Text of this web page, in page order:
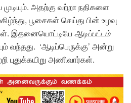
அதற்கு வற்றா நதிகளை
பூசைகள் செய்து பின் உழவு
இதனையொட்டியே ஆடிப்பட்டம்
வந்தது. ‘ஆடிப்பெருக்கு’ அன்று
புதுக்கயிறு அணிவார்கள்.